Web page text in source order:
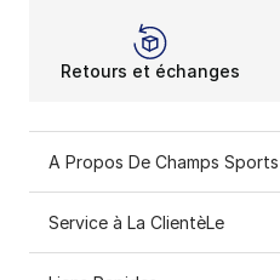
Retours et échanges
A Propos De Champs Sports
Service à La ClientèLe